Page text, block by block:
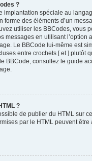
?
implantation spéciale au
forme des éléments d’un
utiliser les BBCodes, vous
messages en utilisant l’option
Le BBCode lui-même est
entre crochets [ et ] plutôt
BBCode, consultez le guide
?
de publier du HTML sur
par le HTML peuvent